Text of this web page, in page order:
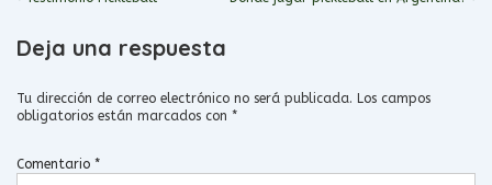
entradas
es
Deja una respuesta
Tu dirección de correo electrónico no será publicada. Los campos
obligatorios están marcados con *
Comentario *